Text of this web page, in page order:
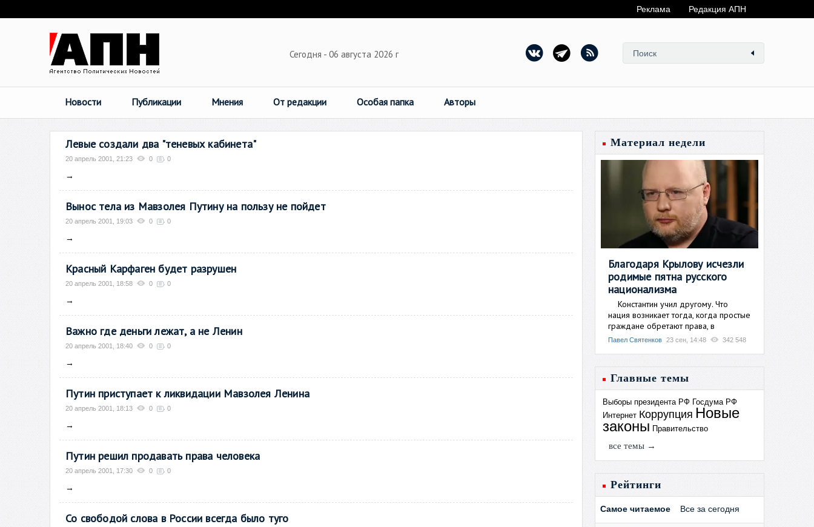
Реклама Редакция АПН
Сегодня - 06 августа 2026 г
Новости Публикации Мнения От редакции Особая папка Авторы
Левые создали два "теневых кабинета"
20 апрель 2001, 21:23 0 0
→
Вынос тела из Мавзолея Путину на пользу не пойдет
20 апрель 2001, 19:03 0 0
→
Красный Карфаген будет разрушен
20 апрель 2001, 18:58 0 0
→
Важно где деньги лежат, а не Ленин
20 апрель 2001, 18:40 0 0
→
Путин приступает к ликвидации Мавзолея Ленина
20 апрель 2001, 18:13 0 0
→
Путин решил продавать права человека
20 апрель 2001, 17:30 0 0
→
Со свободой слова в России всегда было туго
Материал недели
Благодаря Крылову исчезли
родимые пятна русского
национализма
Константин учил другому. Что
нация возникает тогда, когда простые
граждане обретают права, в
Павел Святенков 23 сен, 14:48 342 548
Главные темы
Выборы президента РФ Госдума РФ
Интернет Коррупция Новые
законы Правительство
все темы →
Рейтинги
Самое читаемое Все за сегодня